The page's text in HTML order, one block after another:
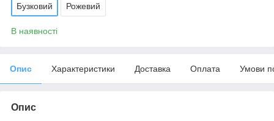
Бузковий Рожевий
В наявності
Опис Характеристики Доставка Оплата Умови
Опис